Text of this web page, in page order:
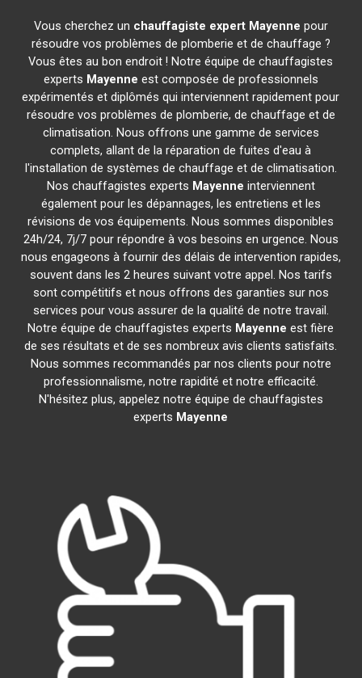
Vous cherchez un chauffagiste expert Mayenne pour
résoudre vos problèmes de plomberie et de chauffage ?
Vous êtes au bon endroit ! Notre équipe de chauffagistes
experts Mayenne est composée de professionnels
expérimentés et diplômés qui interviennent rapidement pour
résoudre vos problèmes de plomberie, de chauffage et de
climatisation. Nous offrons une gamme de services
complets, allant de la réparation de fuites d'eau à
l'installation de systèmes de chauffage et de climatisation.
Nos chauffagistes experts Mayenne interviennent
également pour les dépannages, les entretiens et les
révisions de vos équipements. Nous sommes disponibles
24h/24, 7j/7 pour répondre à vos besoins en urgence. Nous
nous engageons à fournir des délais de intervention rapides,
souvent dans les 2 heures suivant votre appel. Nos tarifs
sont compétitifs et nous offrons des garanties sur nos
services pour vous assurer de la qualité de notre travail.
Notre équipe de chauffagistes experts Mayenne est fière
de ses résultats et de ses nombreux avis clients satisfaits.
Nous sommes recommandés par nos clients pour notre
professionnalisme, notre rapidité et notre efficacité.
N'hésitez plus, appelez notre équipe de chauffagistes
experts Mayenne